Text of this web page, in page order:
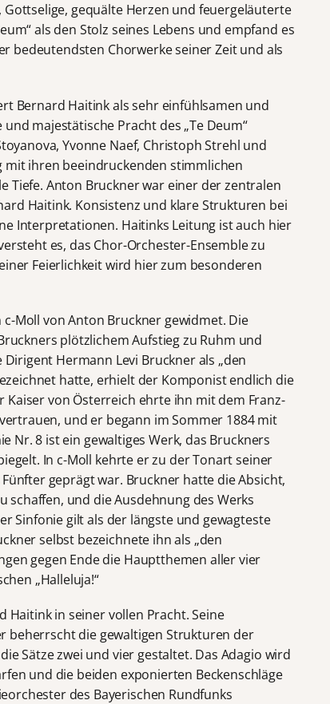
gequälte Herzen und feuergeläuterte
als den Stolz seines Lebens und empfand es
bedeutendsten Chorwerke seiner Zeit und als
Bernard Haitink als sehr einfühlsamen und
majestätische Pracht des „Te Deum“
Yvonne Naef, Christoph Strehl und
ihren beeindruckenden stimmlichen
Tiefe. Anton Bruckner war einer der zentralen
Haitink. Konsistenz und klare Strukturen bei
Interpretationen. Haitinks Leitung ist auch hier
es, das Chor-Orchester-Ensemble zu
Feierlichkeit wird hier zum besonderen
Moll von Anton Bruckner gewidmet. Die
plötzlichem Aufstieg zu Ruhm und
Hermann Levi Bruckner als „den
hatte, erhielt der Komponist endlich die
von Österreich ehrte ihn mit dem Franz-
und er begann im Sommer 1884 mit
Nr. 8 ist ein gewaltiges Werk, das Bruckners
In c-Moll kehrte er zu der Tonart seiner
geprägt war. Bruckner hatte die Absicht,
und die Ausdehnung des Werks
Sinfonie gilt als der längste und gewagteste
selbst bezeichnete ihn als „den
gegen Ende die Hauptthemen aller vier
„Halleluja!“
Haitink in seiner vollen Pracht. Seine
die gewaltigen Strukturen der
Sätze zwei und vier gestaltet. Das Adagio wird
und die beiden exponierten Beckenschläge
des Bayerischen Rundfunks